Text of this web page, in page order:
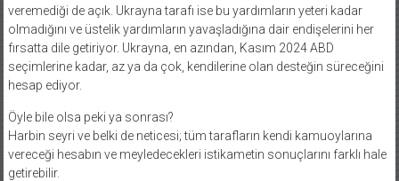
veremediği de açık. Ukrayna tarafı ise bu yardımların yeteri kadar
olmadığını ve üstelik yardımların yavaşladığına dair endişelerini her
fırsatta dile getiriyor. Ukrayna, en azından, Kasım 2024 ABD
seçimlerine kadar, az ya da çok, kendilerine olan desteğin süreceğini
hesap ediyor.
Öyle bile olsa peki ya sonrası?
Harbin seyri ve belki de neticesi; tüm tarafların kendi kamuoylarına
vereceği hesabın ve meyledecekleri istikametin sonuçlarını farklı hale
getirebilir.